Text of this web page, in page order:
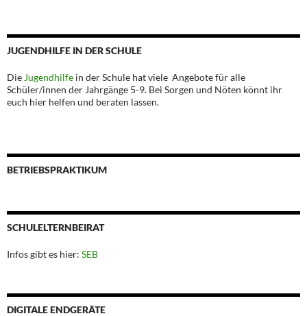
JUGENDHILFE IN DER SCHULE
Die Jugendhilfe in der Schule hat viele Angebote für alle
Schüler/innen der Jahrgänge 5-9. Bei Sorgen und Nöten könnt ihr
euch hier helfen und beraten lassen.
BETRIEBSPRAKTIKUM
SCHULELTERNBEIRAT
Infos gibt es hier: SEB
DIGITALE ENDGERÄTE